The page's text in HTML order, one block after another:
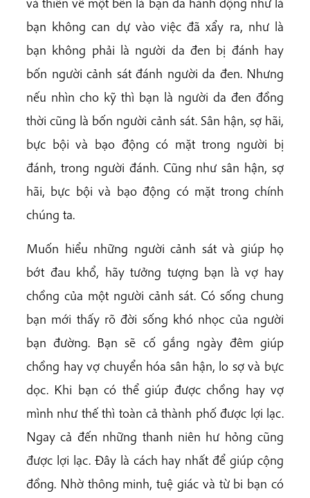
bạn không can dự vào việc đã xẩy ra, như là
bạn không phải là người da đen bị đánh hay
bốn người cảnh sát đánh người da đen. Nhưng
nếu nhìn cho kỹ thì bạn là người da đen đồng
thời cũng là bốn người cảnh sát. Sân hận, sợ hãi,
bực bội và bạo động có mặt trong người bị
đánh, trong người đánh. Cũng như sân hận, sợ
hãi, bực bội và bạo động có mặt trong chính
chúng ta.
Muốn hiểu những người cảnh sát và giúp họ
bớt đau khổ, hãy tưởng tượng bạn là vợ hay
chồng của một người cảnh sát. Có sống chung
bạn mới thấy rõ đời sống khó nhọc của người
bạn đường. Bạn sẽ cố gắng ngày đêm giúp
chồng hay vợ chuyển hóa sân hận, lo sợ và bực
dọc. Khi bạn có thể giúp được chồng hay vợ
mình như thế thì toàn cả thành phố được lợi lạc.
Ngay cả đến những thanh niên hư hỏng cũng
được lợi lạc. Đây là cách hay nhất để giúp cộng
đồng. Nhờ thông minh, tuệ giác và từ bi bạn có